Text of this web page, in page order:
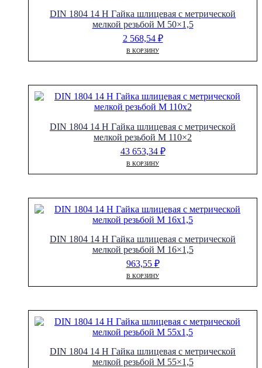
DIN 1804 14 H Гайка шлицевая с метрической
мелкой резьбой M 50×1,5
2 568,54 ₽
В КОРЗИНУ
DIN 1804 14 H Гайка шлицевая с метрической
мелкой резьбой M 110×2
43 653,34 ₽
В КОРЗИНУ
DIN 1804 14 H Гайка шлицевая с метрической
мелкой резьбой M 16×1,5
963,55 ₽
В КОРЗИНУ
DIN 1804 14 H Гайка шлицевая с метрической
мелкой резьбой M 55×1,5